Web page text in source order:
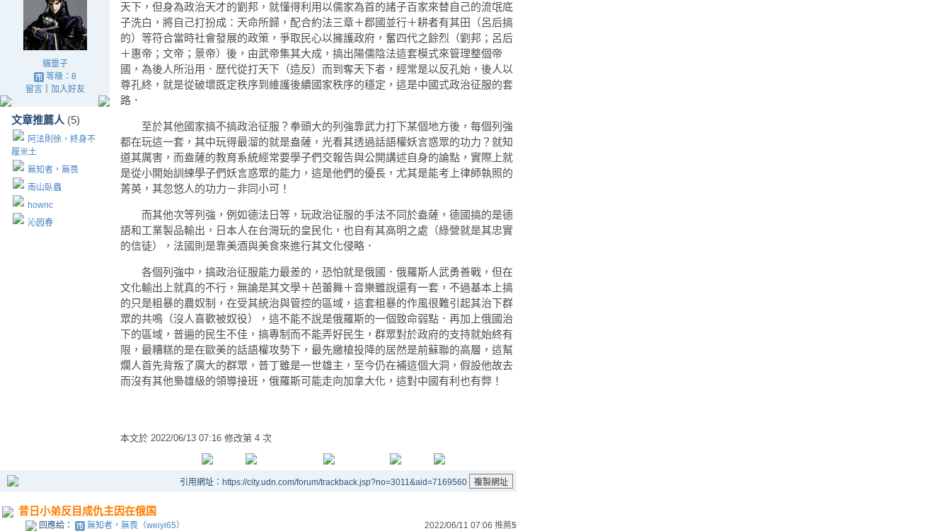
貓靈子
等級：8
留言｜ 加入好友
文章推薦人 (5)
阿法則徐，終身不
履米土
無知者，無畏
南山臥蟲
hownc
沁园春
天下，但身為政治天才的劉邦，就懂得利用以儒家為首的諸子百家來替自己的流氓底
子洗白，將自己打扮成：天命所歸，配合約法三章＋郡國並行＋耕者有其田（呂后搞
的）等符合當時社會發展的政策，爭取民心以擁護政府，奮四代之餘烈（劉邦；呂后
＋惠帝；文帝；景帝）後，由武帝集其大成，搞出陽儒陰法這套模式來管理整個帝
國，為後人所沿用．歷代從打天下（造反）而到奪天下者，經常是以反孔始，後人以
尊孔終，就是從破壞既定秩序到維護後續國家秩序的穩定，這是中國式政治征服的套
路．
至於其他國家搞不搞政治征服？拳頭大的列強靠武力打下某個地方後，每個列強
都在玩這一套，其中玩得最溜的就是盎薩，光看其透過話語權妖言惑眾的功力？就知
道其厲害，而盎薩的教育系統經常要學子們交報告與公開講述自身的論點，實際上就
是從小開始訓練學子們妖言惑眾的能力，這是他們的優長，尤其是能考上律師執照的
菁英，其忽悠人的功力－非同小可！
而其他次等列強，例如德法日等，玩政治征服的手法不同於盎薩，德國搞的是德
語和工業製品輸出，日本人在台灣玩的皇民化，也自有其高明之處（綠營就是其忠實
的信徒），法國則是靠美酒與美食來進行其文化侵略．
各個列強中，搞政治征服能力最差的，恐怕就是俄國．俄羅斯人武勇善戰，但在
文化輸出上就真的不行，無論是其文學＋芭蕾舞＋音樂雖說還有一套，不過基本上搞
的只是粗暴的農奴制，在受其統治與管控的區域，這套粗暴的作風很難引起其治下群
眾的共鳴（沒人喜歡被奴役），這不能不說是俄羅斯的一個致命弱點．再加上俄國治
下的區域，普遍的民生不佳，搞專制而不能弄好民生，群眾對於政府的支持就始終有
限，最糟糕的是在歐美的話語權攻勢下，最先繳槍投降的居然是前蘇聯的高層，這幫
爛人首先背叛了廣大的群眾，普丁雖是一世雄主，至今仍在補這個大洞，假設他故去
而沒有其他梟雄級的領導接班，俄羅斯可能走向加拿大化，這對中國有利也有弊！
本文於 2022/06/13 07:16 修改第 4 次
引用網址：https://city.udn.com/forum/trackback.jsp?no=3011&aid=7169560
昔日小弟反目成仇主因在俄国
回應給： 無知者，無畏（weiyi65） 2022/06/11 07:06 推薦5